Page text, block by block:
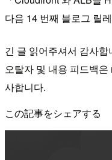
다음 14 번째 블로그 릴
긴 글 읽어주셔서 감사합
오탈자 및 내용 피드백
사합니다.
この記事をシェアする